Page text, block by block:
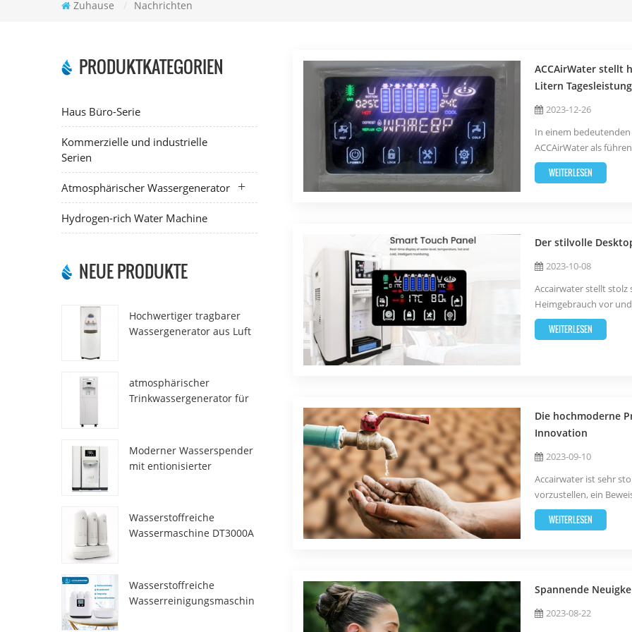
Zuhause / Nachrichten
PRODUKTKATEGORIEN
Haus Büro-Serie
Kommerzielle und industrielle
Serien
Atmosphärischer Wassergenerator
Hydrogen-rich Water Machine
NEUE PRODUKTE
Hochwertiger tragbarer
Wassergenerator aus Luft
atmosphärischer
Trinkwassergenerator für
Moderner Wasserspender
mit entionisierter
Wasserstoffreiche
Wassermaschine DT3000A
Wasserstoffreiche
Wasserreinigungsmaschin
ACCAirWater stellt
Litern
2023-12-26
In einem
ACCAirWater als
neuestes Produkt vor
beeindruckende 100
WEITERLESEN
Der stilvolle
2023-10-08
Accairwater stellt
Heimgebrauch vor
Hause. Dieses
reines, erfrischendes
WEITERLESEN
Die hochmoderne
Innovation
2023-09-10
Accairwater ist sehr
vorzustellen, ein
und Innovation. Diese
Fertigung dar und
WEITERLESEN
Spannende
2023-08-22